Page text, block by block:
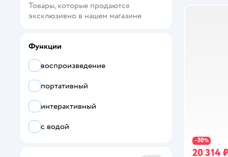
−30%
20 314
Happy Valley
Товары, которые продаются
эксклюзивно в нашем магазине
Функции
воспроизведение
портативный
интерактивный
с водой